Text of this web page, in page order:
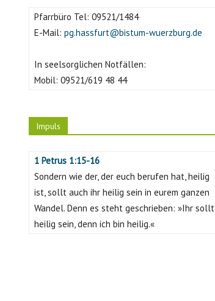
Pfarrbüro Tel: 09521/1484
E-Mail: pg.hassfurt@bistum-wuerzburg.de
In seelsorglichen Notfällen:
Mobil: 09521/619 48 44
Impuls
1 Petrus 1:15-16
Sondern wie der, der euch berufen hat, heilig
ist, sollt auch ihr heilig sein in eurem ganzen
Wandel. Denn es steht geschrieben: »Ihr sollt
heilig sein, denn ich bin heilig.«